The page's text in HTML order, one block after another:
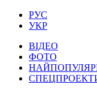
РУС
УКР
ВІДЕО
ФОТО